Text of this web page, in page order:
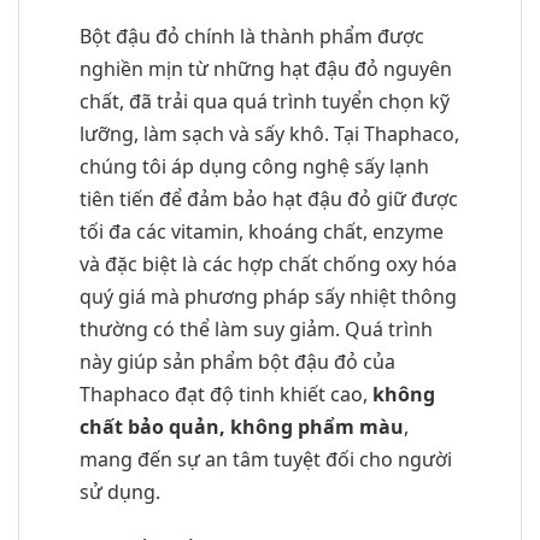
Bột đậu đỏ chính là thành phẩm được
nghiền mịn từ những hạt đậu đỏ nguyên
chất, đã trải qua quá trình tuyển chọn kỹ
lưỡng, làm sạch và sấy khô. Tại Thaphaco,
chúng tôi áp dụng công nghệ sấy lạnh
tiên tiến để đảm bảo hạt đậu đỏ giữ được
tối đa các vitamin, khoáng chất, enzyme
và đặc biệt là các hợp chất chống oxy hóa
quý giá mà phương pháp sấy nhiệt thông
thường có thể làm suy giảm. Quá trình
này giúp sản phẩm bột đậu đỏ của
Thaphaco đạt độ tinh khiết cao, không
chất bảo quản, không phẩm màu,
mang đến sự an tâm tuyệt đối cho người
sử dụng.